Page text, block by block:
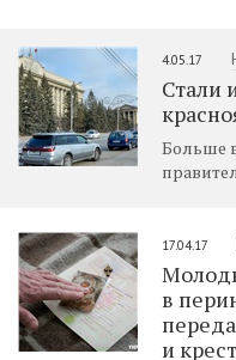
4.05.17
Стали
Больше
17.04.17
в
и